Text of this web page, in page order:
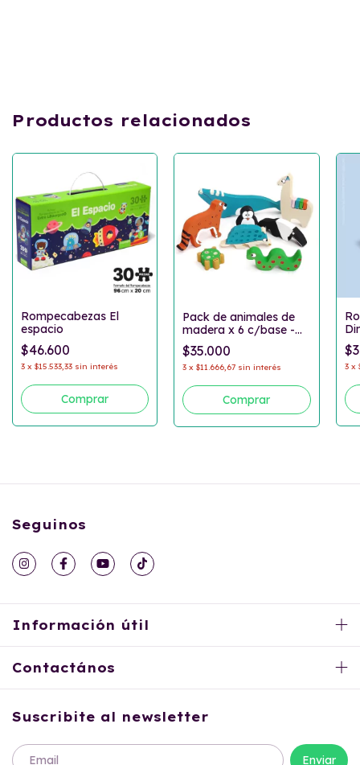
Productos relacionados
Rompecabezas El
espacio
$46.600
3 x $15.533,33 sin interés
Pack de animales de
madera x 6 c/base -
Autóctonos
$35.000
3 x$11.666,67 sin interés 3 x
Seguinos
Información útil
Contactános
Suscribite al newsletter